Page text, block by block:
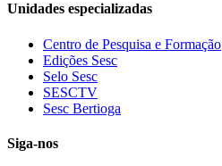
Unidades especializadas
Centro de Pesquisa e Formação
Edições Sesc
Selo Sesc
SESCTV
Sesc Bertioga
Siga-nos